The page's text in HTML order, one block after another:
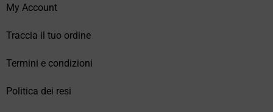
My Account
Traccia il tuo ordine
Termini e condizioni
Politica dei resi